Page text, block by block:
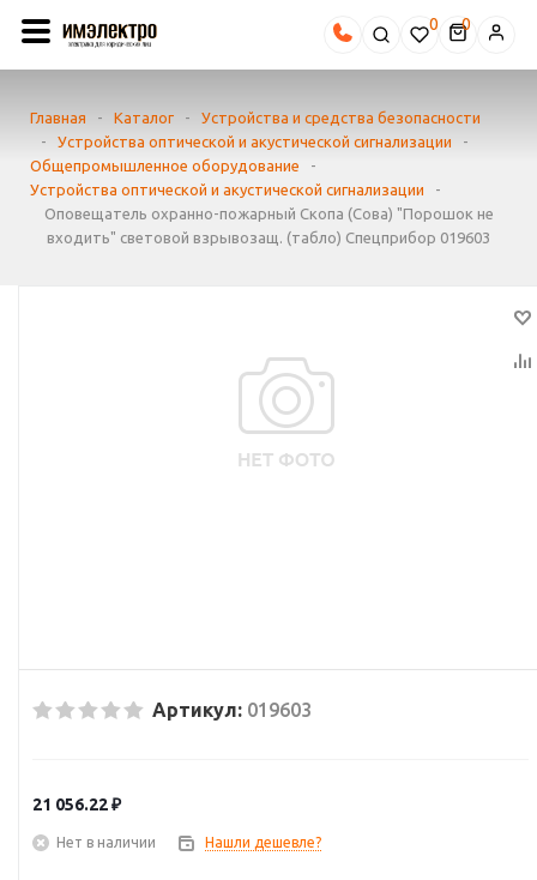
0
Главная - Каталог -
Устройства и средства безопасности
-
Устройства оптической и акустической сигнализации
-
Общепромышленное оборудование
-
Устройства оптической и акустической сигнализации
-
Оповещатель охранно-пожарный Скопа (Сова) "Порошок не
входить" световой взрывозащ. (табло) Спецприбор 019603
Артикул: 019603
21 056.22₽
Нет в наличии Нашли дешевле?